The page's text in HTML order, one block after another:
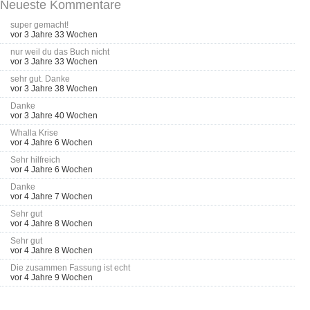
Neueste Kommentare
super gemacht!
vor 3 Jahre 33 Wochen
nur weil du das Buch nicht
vor 3 Jahre 33 Wochen
sehr gut. Danke
vor 3 Jahre 38 Wochen
Danke
vor 3 Jahre 40 Wochen
Whalla Krise
vor 4 Jahre 6 Wochen
Sehr hilfreich
vor 4 Jahre 6 Wochen
Danke
vor 4 Jahre 7 Wochen
Sehr gut
vor 4 Jahre 8 Wochen
Sehr gut
vor 4 Jahre 8 Wochen
Die zusammen Fassung ist echt
vor 4 Jahre 9 Wochen